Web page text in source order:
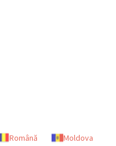
Română Moldova